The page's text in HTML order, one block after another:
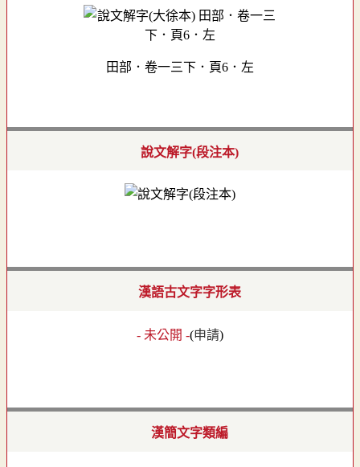
田部．卷一三下．頁6．左
說文解字(段注本)
漢語古文字字形表
- 未公開 -(申請)
漢簡文字類編